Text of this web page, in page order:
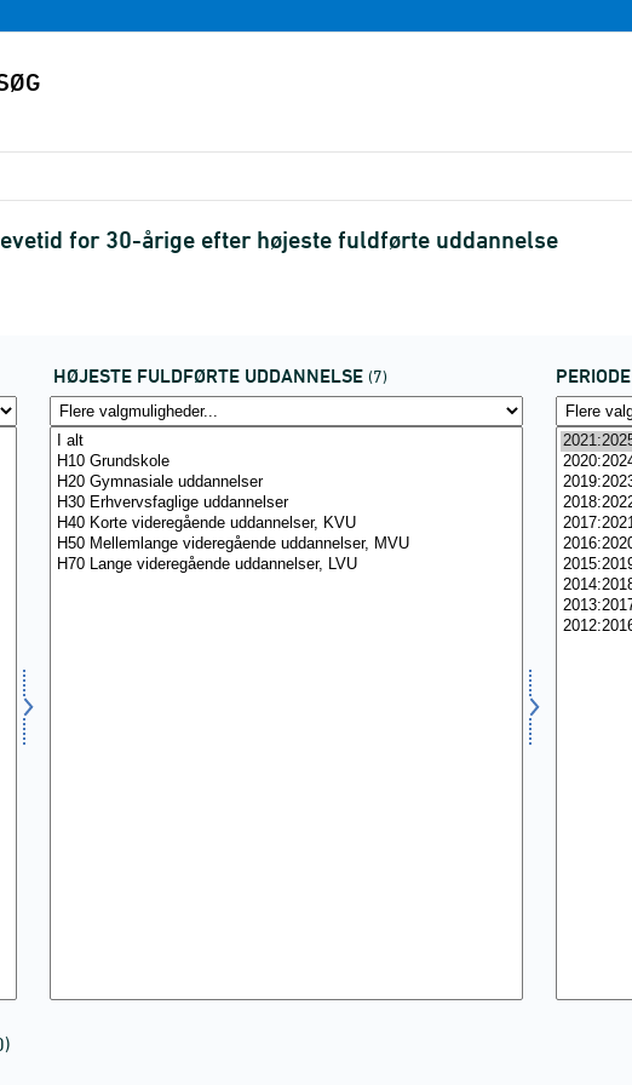
for 30-årige efter højeste fuldførte uddannelse
HØJESTE FULDFØRTE UDDANNELSE (7) PERIODE